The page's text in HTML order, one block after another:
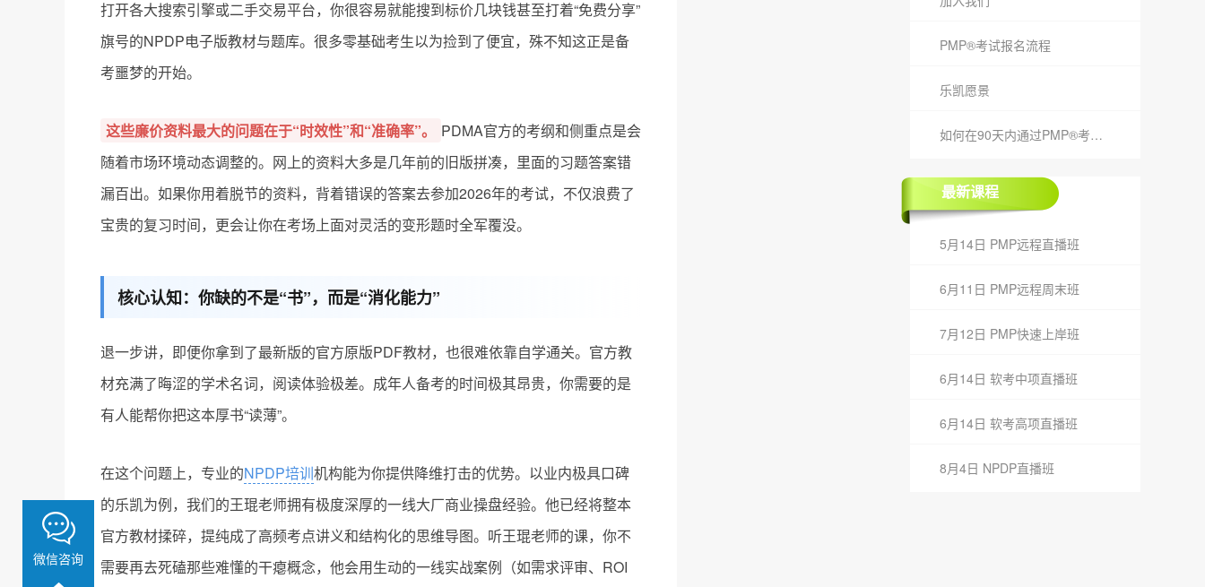
打开各大搜索引擎或二手交易平台，你很容易就能搜到标价几块钱甚至打着“免费分享”
旗号的NPDP电子版教材与题库。很多零基础考生以为捡到了便宜，殊不知这正是备
考噩梦的开始。
这些廉价资料最大的问题在于“时效性”和“准确率”。
PDMA官方的考纲和侧重点是会
随着市场环境动态调整的。网上的资料大多是几年前的旧版拼凑，里面的习题答案错
漏百出。如果你用着脱节的资料，背着错误的答案去参加2026年的考试，不仅浪费了
宝贵的复习时间，更会让你在考场上面对灵活的变形题时全军覆没。
核心认知：你缺的不是“书”，而是“消化能力”
退一步讲，即便你拿到了最新版的官方原版PDF教材，也很难依靠自学通关。官方教
材充满了晦涩的学术名词，阅读体验极差。成年人备考的时间极其昂贵，你需要的是
有人能帮你把这本厚书“读薄”。
在这个问题上，专业的NPDP培训机构能为你提供降维打击的优势。以业内极具口碑
的乐凯为例，我们的王琨老师拥有极度深厚的一线大厂商业操盘经验。他已经将整本
官方教材揉碎，提纯成了高频考点讲义和结构化的思维导图。听王琨老师的课，你不
需要再去死磕那些难懂的干瘪概念，他会用生动的一线实战案例（如需求评审、ROI
PMP®考试报名流程
乐凯愿景
如何在90天内通过PMP®考试？
最新课程
5月14日 PMP远程直播班
6月11日 PMP远程周末班
7月12日 PMP快速上岸班
6月14日 软考中项直播班
6月14日 软考高项直播班
8月4日 NPDP直播班
微信咨询